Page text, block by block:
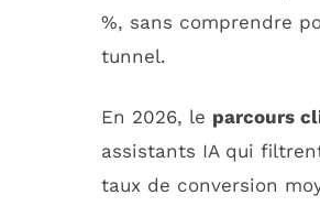
%, sans comprendre
tunnel.
En 2026, le parcours
assistants IA qui
taux de conversion